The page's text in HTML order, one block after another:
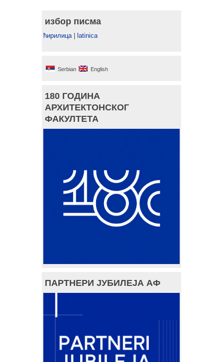
избор писма
ћирилица | latinica
Serbian English
180 ГОДИНА
АРХИТЕКТОНСКОГ
ФАКУЛТЕТА
ПАРТНЕРИ ЈУБИЛЕЈА АФ